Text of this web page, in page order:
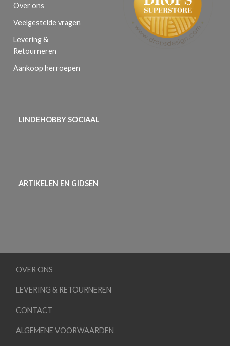
Over ons
Veelgestelde vragen
Levering &
Retourneren
Aankoop herroepen
LINDEHOBBY SOCIAAL
ARTIKELEN EN GIDSEN
OVER ONS
LEVERING & RETOURNEREN
CONTACT
ALGEMENE VOORWAARDEN